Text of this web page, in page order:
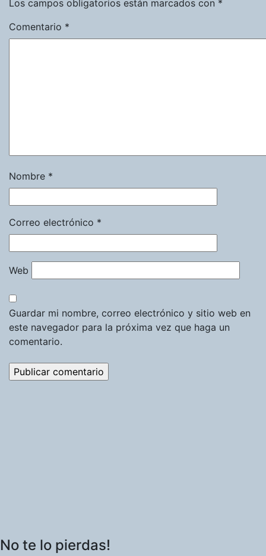
Los campos obligatorios están marcados con *
Comentario *
Nombre *
Correo electrónico *
Web
Guardar mi nombre, correo electrónico y sitio web en
este navegador para la próxima vez que haga un
comentario.
No te lo pierdas!